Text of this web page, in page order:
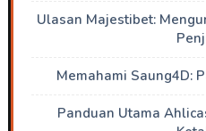
Ulasan Majestibet:
Memahami Saung4D:
Panduan Utama